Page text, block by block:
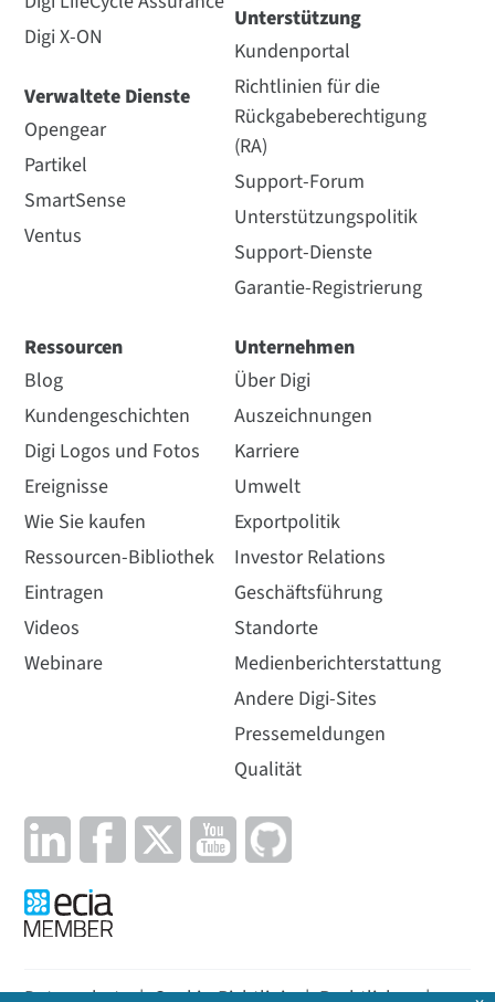
Digi X-ON
Verwaltete Dienste
Opengear
Partikel
SmartSense
Ventus
Unterstützung
Kundenportal
Richtlinien für die
Rückgabeberechtigung
(RA)
Support-Forum
Unterstützungspolitik
Support-Dienste
Garantie-Registrierung
Ressourcen
Blog
Kundengeschichten
Digi Logos und Fotos
Ereignisse
Wie Sie kaufen
Ressourcen-Bibliothek
Eintragen
Videos
Webinare
Unternehmen
Über Digi
Auszeichnungen
Karriere
Umwelt
Exportpolitik
Investor Relations
Geschäftsführung
Standorte
Medienberichterstattung
Andere Digi-Sites
Pressemeldungen
Qualität